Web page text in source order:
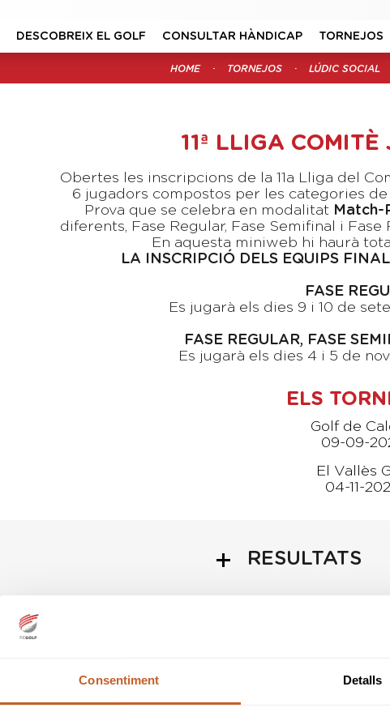
Consentiment Detalls
DESCOBREIX EL GOLF CONSULTAR HÀNDICAP TORNEJOS
HOME TORNEJOS LÚDIC SOCIAL
11ª LLIGA
Obertes les inscripcions de la 11a Lliga del
6 jugadors compostos per les categories
Prova que se celebra en modalitat Match-
diferents, Fase Regular, Fase Semifinal i
En aquesta miniweb hi haurà
LA INSCRIPCIÓ DELS EQUIPS
FASE
Es jugarà els dies 9 i 10 de
FASE REGULAR, FASE
Es jugarà els dies 4 i 5 de
ELS
Golf de
09-09-
El Vallès
04-11-
RESULTATS